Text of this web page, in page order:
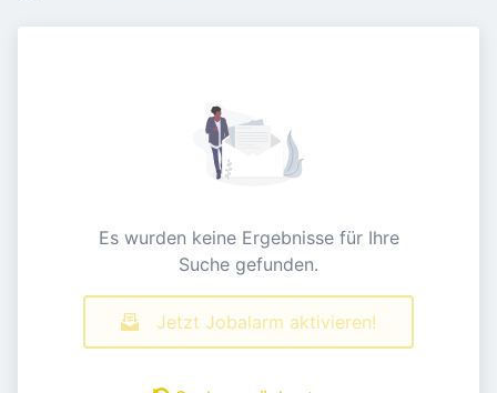
Es wurden keine Ergebnisse für Ihre
Suche gefunden.
Jetzt Jobalarm aktivieren!